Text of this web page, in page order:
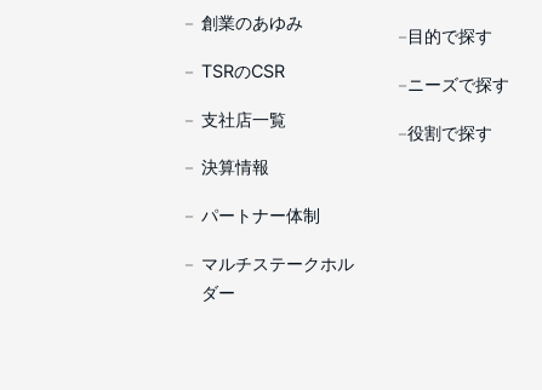
創業のあゆみ
TSRのCSR
支社店一覧
決算情報
パートナー体制
マルチステークホル
ダー
目的で探す
ニーズで探す
役割で探す